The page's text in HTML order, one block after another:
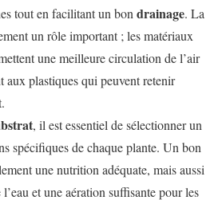
tout en facilitant un bon drainage. La
un rôle important ; les matériaux
une meilleure circulation de l’air
aux plastiques qui peuvent retenir
, il est essentiel de sélectionner un
spécifiques de chaque plante. Un bon
une nutrition adéquate, mais aussi
et une aération suffisante pour les